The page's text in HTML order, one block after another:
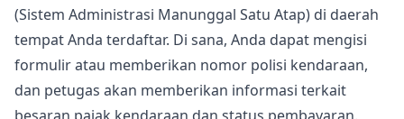
(Sistem Administrasi Manunggal Satu Atap) di daerah
tempat Anda terdaftar. Di sana, Anda dapat mengisi
formulir atau memberikan nomor polisi kendaraan,
dan petugas akan memberikan informasi terkait